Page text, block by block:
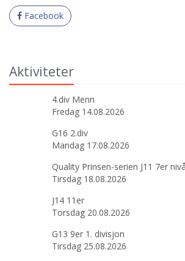
Facebook
Aktiviteter
4.div Menn
Fredag 14.08.2026
G16 2.div
Mandag 17.08.2026
Quality Prinsen-serien J11 7er
Tirsdag 18.08.2026
J14 11er
Torsdag 20.08.2026
G13 9er 1. divisjon
Tirsdag 25.08.2026